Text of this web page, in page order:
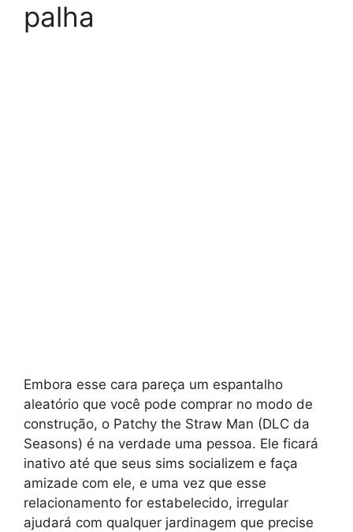
palha
Embora esse cara pareça um espantalho
aleatório que você pode comprar no modo de
construção, o Patchy the Straw Man (DLC da
Seasons) é na verdade uma pessoa. Ele ficará
inativo até que seus sims socializem e faça
amizade com ele, e uma vez que esse
relacionamento for estabelecido, irregular
ajudará com qualquer jardinagem que precise